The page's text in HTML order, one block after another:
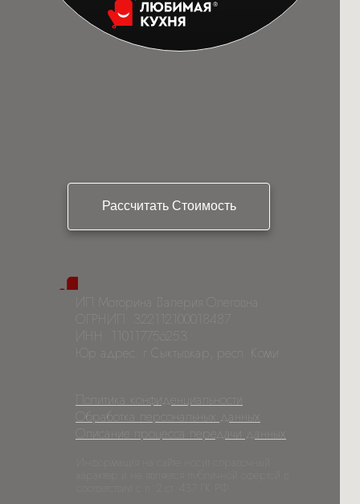
Рассчитать Стоимость
ИП Моторина Валерия Олеговна
ОГРНИП: 322112100018487
ИНН: 110117756253
Юр адрес: г Сыктывкар, респ. Коми
Политика конфиденциальности
Обработка персональных данных
Описание процесса передачи данных